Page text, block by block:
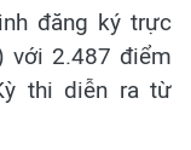
đăng ký trực
với 2.487 điểm
thi diễn ra từ